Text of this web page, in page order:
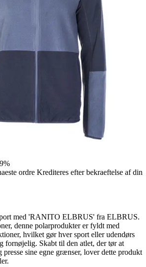
ordre Krediteres efter bekraeftelse af din
med 'RANITO ELBRUS' fra ELBRUS.
denne polarprodukter er fyldt med
hvilket gør hver sport eller udendørs
fornøjelig. Skabt til den atlet, der tør at
presse sine egne grænser, lover dette produkt